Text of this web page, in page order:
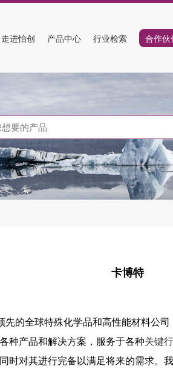
走进怡创 产品中心 行业检索 合作伙
卡博特
的全球特殊化学品和高性能材料公司
种产品和解决方案，服务于各种关键
时对其进行完备以满足将来的需求。